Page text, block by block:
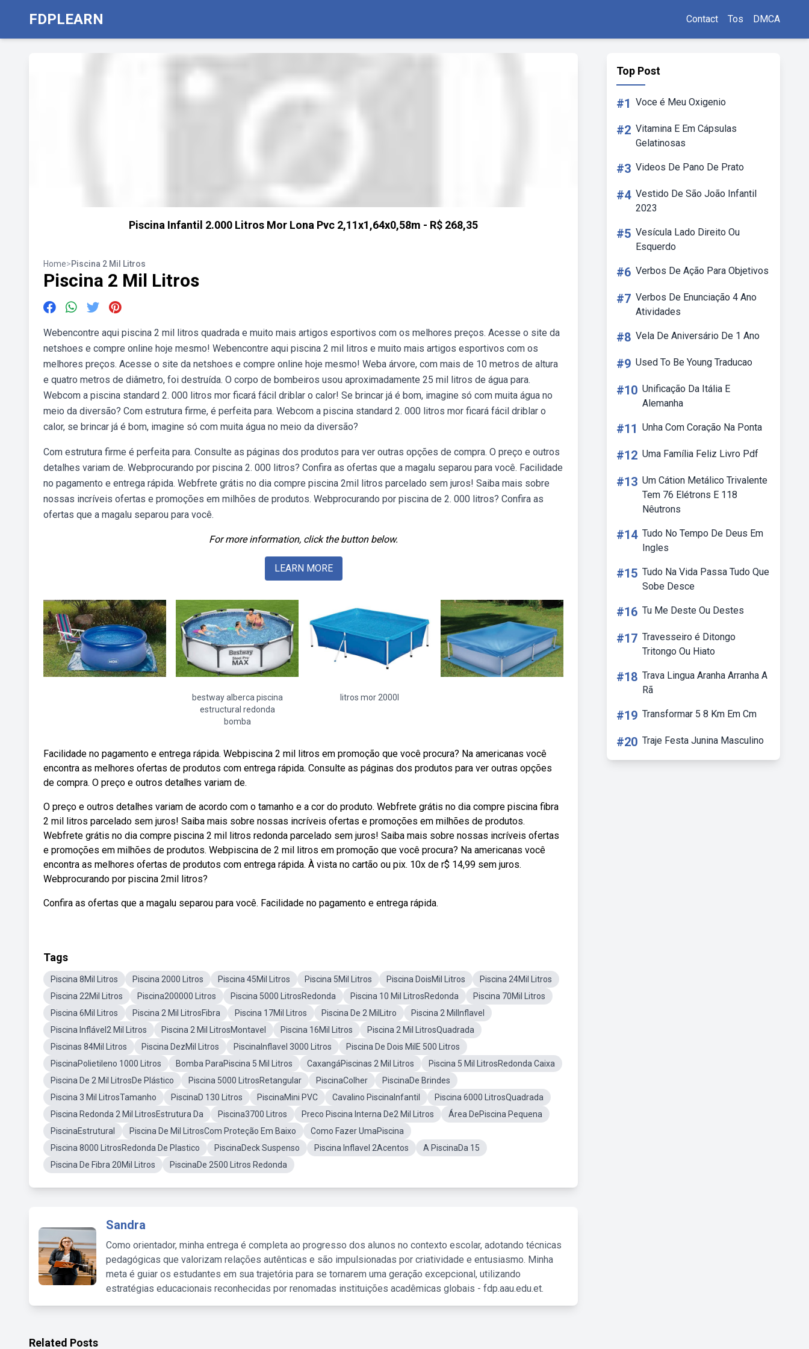
FDPLEARN Contact Tos DMCA
Piscina Infantil 2.000 Litros Mor Lona Pvc 2,11x1,64x0,58m - R$ 268,35
Home>Piscina 2 Mil Litros
Piscina 2 Mil Litros
Webencontre aqui piscina 2 mil litros quadrada e muito mais artigos esportivos com os melhores preços. Acesse o site da
netshoes e compre online hoje mesmo! Webencontre aqui piscina 2 mil litros e muito mais artigos esportivos com os
melhores preços. Acesse o site da netshoes e compre online hoje mesmo! Weba árvore, com mais de 10 metros de altura
e quatro metros de diâmetro, foi destruída. O corpo de bombeiros usou aproximadamente 25 mil litros de água para.
Webcom a piscina standard 2. 000 litros mor ficará fácil driblar o calor! Se brincar já é bom, imagine só com muita água no
meio da diversão? Com estrutura firme, é perfeita para. Webcom a piscina standard 2. 000 litros mor ficará fácil driblar o
calor, se brincar já é bom, imagine só com muita água no meio da diversão?
Com estrutura firme é perfeita para. Consulte as páginas dos produtos para ver outras opções de compra. O preço e outros
detalhes variam de. Webprocurando por piscina 2. 000 litros? Confira as ofertas que a magalu separou para você. Facilidade
no pagamento e entrega rápida. Webfrete grátis no dia compre piscina 2mil litros parcelado sem juros! Saiba mais sobre
nossas incríveis ofertas e promoções em milhões de produtos. Webprocurando por piscina de 2. 000 litros? Confira as
ofertas que a magalu separou para você.
For more information, click the button below.
LEARN MORE
bestway alberca piscina
estructural redonda
bomba
litros mor 2000l
Facilidade no pagamento e entrega rápida. Webpiscina 2 mil litros em promoção que você procura? Na americanas você
encontra as melhores ofertas de produtos com entrega rápida. Consulte as páginas dos produtos para ver outras opções
de compra. O preço e outros detalhes variam de.
O preço e outros detalhes variam de acordo com o tamanho e a cor do produto. Webfrete grátis no dia compre piscina fibra
2 mil litros parcelado sem juros! Saiba mais sobre nossas incríveis ofertas e promoções em milhões de produtos.
Webfrete grátis no dia compre piscina 2 mil litros redonda parcelado sem juros! Saiba mais sobre nossas incríveis ofertas
e promoções em milhões de produtos. Webpiscina de 2 mil litros em promoção que você procura? Na americanas você
encontra as melhores ofertas de produtos com entrega rápida. À vista no cartão ou pix. 10x de r$ 14,99 sem juros.
Webprocurando por piscina 2mil litros?
Confira as ofertas que a magalu separou para você. Facilidade no pagamento e entrega rápida.
Tags
Piscina 8Mil Litros Piscina 2000 Litros Piscina 45Mil Litros Piscina 5Mil Litros Piscina DoisMil Litros
Piscina 24Mil Litros
Piscina 22Mil Litros
Piscina200000 Litros Piscina 5000 LitrosRedonda Piscina 10 Mil LitrosRedonda
Piscina 70Mil Litros
Piscina 6Mil Litros
Piscina 2 Mil LitrosFibra Piscina 17Mil Litros Piscina De 2 MilLitro
Piscina 2 MilInflavel
Piscina Inflável2 Mil Litros
Piscina 2 Mil LitrosMontavel Piscina 16Mil Litros
Piscina 2 Mil LitrosQuadrada
Piscinas 84Mil Litros
Piscina DezMil Litros PiscinaInflavel 3000 Litros
Piscina De Dois MilE 500 Litros
PiscinaPolietileno 1000 Litros
Bomba ParaPiscina 5 Mil Litros CaxangáPiscinas 2 Mil Litros
Piscina 5 Mil LitrosRedonda Caixa
Piscina De 2 Mil LitrosDe Plástico
Piscina 5000 LitrosRetangular PiscinaColher
PiscinaDe Brindes
Piscina 3 Mil LitrosTamanho
PiscinaD 130 Litros PiscinaMini PVC Cavalino PiscinaInfantil
Piscina 6000 LitrosQuadrada
Piscina Redonda 2 Mil LitrosEstrutura Da
Piscina3700 Litros Preco Piscina Interna De2 Mil Litros
Área DePiscina Pequena
PiscinaEstrutural
Piscina De Mil LitrosCom Proteção Em Baixo
Como Fazer UmaPiscina
Piscina 8000 LitrosRedonda De Plastico
PiscinaDeck Suspenso Piscina Inflavel 2Acentos
A PiscinaDa 15
Piscina De Fibra 20Mil Litros
PiscinaDe 2500 Litros Redonda
Sandra
Como orientador, minha entrega é completa ao progresso dos alunos no contexto escolar, adotando técnicas
pedagógicas que valorizam relações autênticas e são impulsionadas por criatividade e entusiasmo. Minha
meta é guiar os estudantes em sua trajetória para se tornarem uma geração excepcional, utilizando
estratégias educacionais reconhecidas por renomadas instituições acadêmicas globais - fdp.aau.edu.et.
Top Post
#1 Voce é Meu Oxigenio
#2 Vitamina E Em Cápsulas
Gelatinosas
#3 Videos De Pano De Prato
#4 Vestido De São João Infantil
2023
#5 Vesícula Lado Direito Ou
Esquerdo
#6 Verbos De Ação Para Objetivos
#7 Verbos De Enunciação 4 Ano
Atividades
#8 Vela De Aniversário De 1 Ano
#9 Used To Be Young Traducao
#10 Unificação Da Itália E
Alemanha
#11 Unha Com Coração Na Ponta
#12 Uma Família Feliz Livro Pdf
#13 Um Cátion Metálico Trivalente
Tem 76 Elétrons E 118
Nêutrons
#14 Tudo No Tempo De Deus Em
Ingles
#15 Tudo Na Vida Passa Tudo Que
Sobe Desce
#16 Tu Me Deste Ou Destes
#17 Travesseiro é Ditongo
Tritongo Ou Hiato
#18 Trava Lingua Aranha Arranha A
Rã
#19 Transformar 5 8 Km Em Cm
#20 Traje Festa Junina Masculino
Related Posts